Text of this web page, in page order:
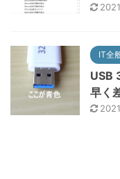
IT全
USB
早く